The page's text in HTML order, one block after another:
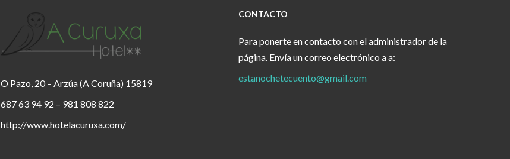
O Pazo, 20 – Arzúa (A Coruña) 15819
687 63 94 92 – 981 808 822
http://www.hotelacuruxa.com/
CONTACTO
Para ponerte en contacto con el administrador de la
página. Envía un correo electrónico a a:
estanochetecuento@gmail.com